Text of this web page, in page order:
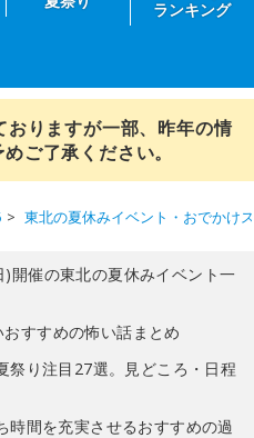
ランキング
りますが一部、昨年の情
ご了承ください。
東北の夏休みイベント・おでかけ
開催の東北の夏休みイベント一
おすすめの怖い話まとめ
祭り注目27選。見どころ・日程
時間を充実させるおすすめの過